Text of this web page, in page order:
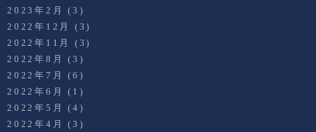
2023年2月
(3)
2022年12月
(3)
2022年11月
(3)
2022年8月
(3)
2022年7月
(6)
2022年6月
(1)
2022年5月
(4)
2022年4月
(3)